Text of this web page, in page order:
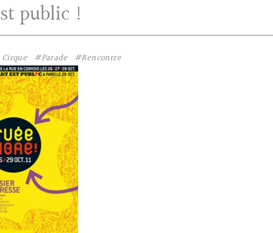
public !
#Parade #Rencontre